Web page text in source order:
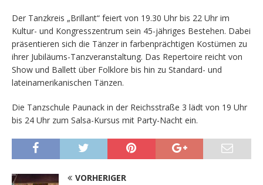
Der Tanzkreis „Brillant“ feiert von 19.30 Uhr bis 22 Uhr im
Kultur- und Kongresszentrum sein 45-jähriges Bestehen. Dabei
präsentieren sich die Tänzer in farbenprächtigen Kostümen zu
ihrer Jubiläums-Tanzveranstaltung. Das Repertoire reicht von
Show und Ballett über Folklore bis hin zu Standard- und
lateinamerikanischen Tänzen.
Die Tanzschule Paunack in der Reichsstraße 3 lädt von 19 Uhr
bis 24 Uhr zum Salsa-Kursus mit Party-Nacht ein.
VORHERIGER